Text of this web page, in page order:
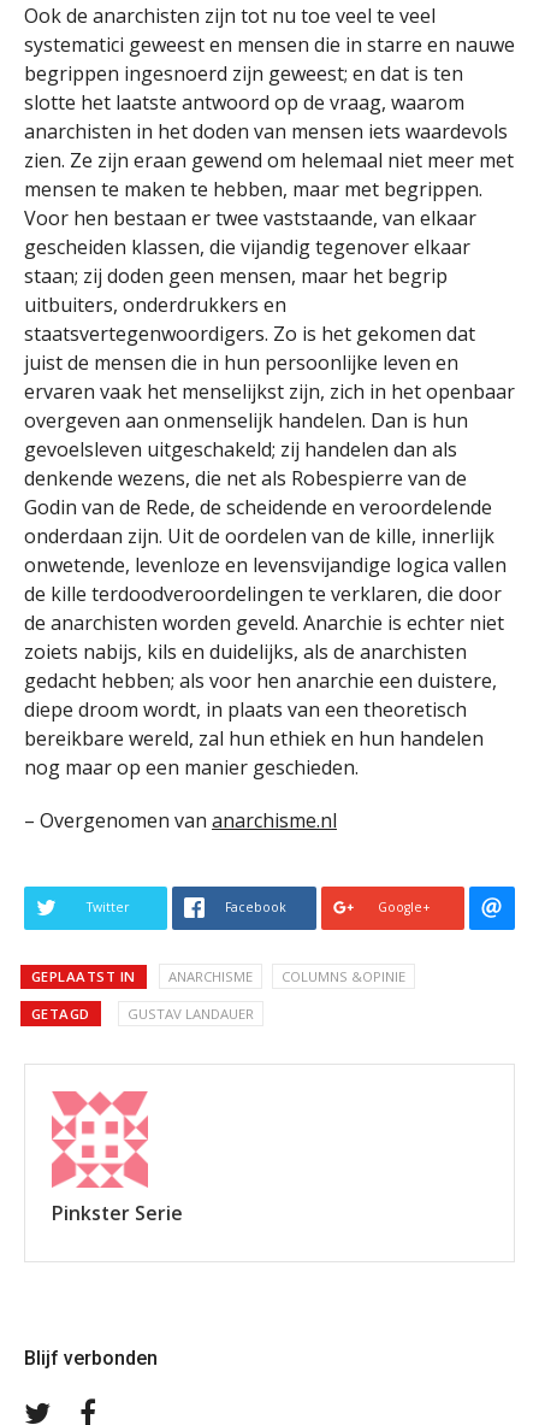
Ook de anarchisten zijn tot nu toe veel te veel
systematici geweest en mensen die in starre en nauwe
begrippen ingesnoerd zijn geweest; en dat is ten
slotte het laatste antwoord op de vraag, waarom
anarchisten in het doden van mensen iets waardevols
zien. Ze zijn eraan gewend om helemaal niet meer met
mensen te maken te hebben, maar met begrippen.
Voor hen bestaan er twee vaststaande, van elkaar
gescheiden klassen, die vijandig tegenover elkaar
staan; zij doden geen mensen, maar het begrip
uitbuiters, onderdrukkers en
staatsvertegenwoordigers. Zo is het gekomen dat
juist de mensen die in hun persoonlijke leven en
ervaren vaak het menselijkst zijn, zich in het openbaar
overgeven aan onmenselijk handelen. Dan is hun
gevoelsleven uitgeschakeld; zij handelen dan als
denkende wezens, die net als Robespierre van de
Godin van de Rede, de scheidende en veroordelende
onderdaan zijn. Uit de oordelen van de kille, innerlijk
onwetende, levenloze en levensvijandige logica vallen
de kille terdoodveroordelingen te verklaren, die door
de anarchisten worden geveld. Anarchie is echter niet
zoiets nabijs, kils en duidelijks, als de anarchisten
gedacht hebben; als voor hen anarchie een duistere,
diepe droom wordt, in plaats van een theoretisch
bereikbare wereld, zal hun ethiek en hun handelen
nog maar op een manier geschieden.
– Overgenomen van anarchisme.nl
Twitter Facebook Google+
GEPLAATST IN ANARCHISME COLUMNS &OPINIE
GETAGD GUSTAV LANDAUER
Pinkster Serie
Blijf verbonden
Volg